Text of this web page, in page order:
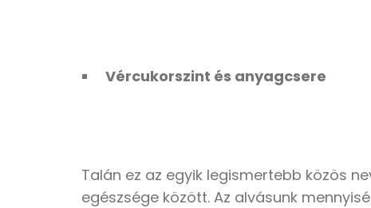
Vércukorszint és anyagcsere
Talán ez az egyik legismertebb közös
egészsége között. Az alvásunk